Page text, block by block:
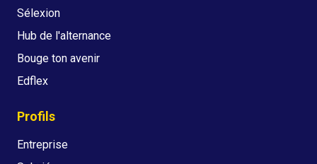
Sélexion
Hub de l'alternance
Bouge ton avenir
Edflex
Profils
Entreprise